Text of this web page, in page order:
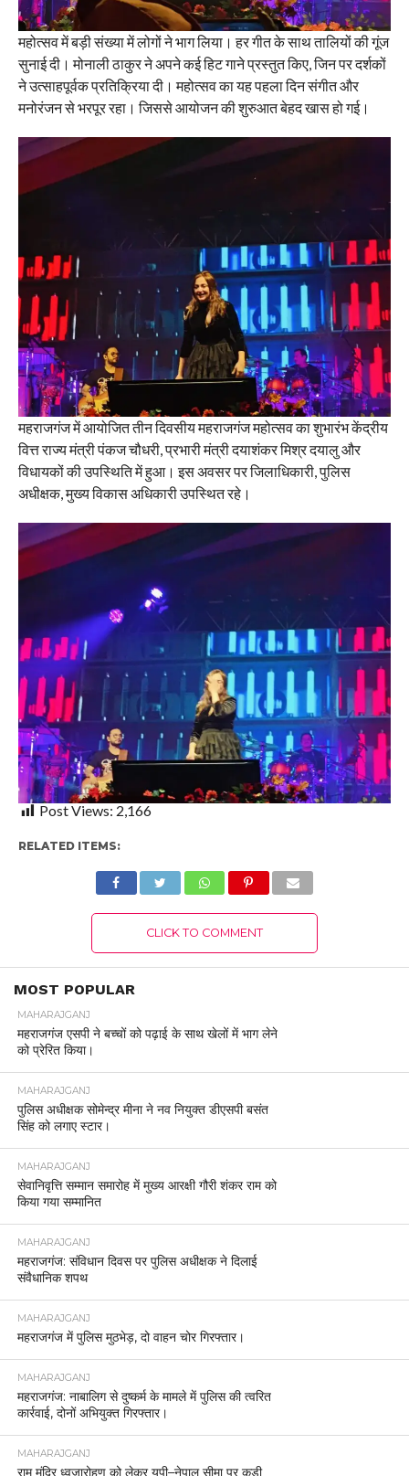
महोत्सव में बड़ी संख्या में लोगों ने भाग लिया। हर गीत के साथ तालियों की गूंज
सुनाई दी। मोनाली ठाकुर ने अपने कई हिट गाने प्रस्तुत किए, जिन पर दर्शकों
ने उत्साहपूर्वक प्रतिक्रिया दी। महोत्सव का यह पहला दिन संगीत और
मनोरंजन से भरपूर रहा। जिससे आयोजन की शुरुआत बेहद खास हो गई।
महराजगंज में आयोजित तीन दिवसीय महराजगंज महोत्सव का शुभारंभ केंद्रीय
वित्त राज्य मंत्री पंकज चौधरी, प्रभारी मंत्री दयाशंकर मिश्र दयालु और
विधायकों की उपस्थिति में हुआ। इस अवसर पर जिलाधिकारी, पुलिस
अधीक्षक, मुख्य विकास अधिकारी उपस्थित रहे।
Post Views: 2,166
RELATED ITEMS:
CLICK TO COMMENT
MOST POPULAR
MAHARAJGANJ
महराजगंज एसपी ने बच्चों को पढ़ाई के साथ खेलों में भाग लेने
को प्रेरित किया।
MAHARAJGANJ
पुलिस अधीक्षक सोमेन्द्र मीना ने नव नियुक्त डीएसपी बसंत
सिंह को लगाए स्टार।
MAHARAJGANJ
सेवानिवृत्ति सम्मान समारोह में मुख्य आरक्षी गौरी शंकर राम को
किया गया सम्मानित
MAHARAJGANJ
महराजगंज: संविधान दिवस पर पुलिस अधीक्षक ने दिलाई
संवैधानिक शपथ
MAHARAJGANJ
महराजगंज में पुलिस मुठभेड़, दो वाहन चोर गिरफ्तार।
MAHARAJGANJ
महराजगंज: नाबालिग से दुष्कर्म के मामले में पुलिस की त्वरित
कार्रवाई, दोनों अभियुक्त गिरफ्तार।
MAHARAJGANJ
राम मंदिर ध्वजारोहण को लेकर यूपी–नेपाल सीमा पर कड़ी